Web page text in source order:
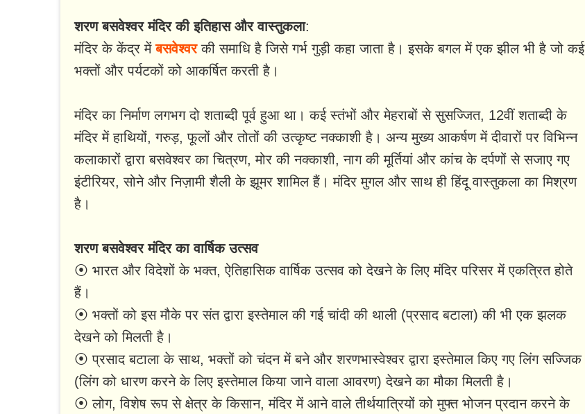
शरण बसवेश्वर मंदिर की इतिहास और वास्तुकला:
मंदिर के केंद्र मेंबसवेश्वरकी समाधि है जिसे गर्भ गुड़ी कहा जाता है। इसके बगल में एक झील भी है जो कई
भक्तों और पर्यटकों को आकर्षित करती है।
मंदिर का निर्माण लगभग दो शताब्दी पूर्व हुआ था। कई स्तंभों और मेहराबों से सुसज्जित, 12वीं शताब्दी के
मंदिर में हाथियों, गरुड़, फूलों और तोतों की उत्कृष्ट नक्काशी है। अन्य मुख्य आकर्षण में दीवारों पर विभिन्न
कलाकारों द्वारा बसवेश्वर का चित्रण, मोर की नक्काशी, नाग की मूर्तियां और कांच के दर्पणों से सजाए गए
इंटीरियर, सोने और निज़ामी शैली के झूमर शामिल हैं। मंदिर मुगल और साथ ही हिंदू वास्तुकला का मिश्रण
है।
शरण बसवेश्वर मंदिर का वार्षिक उत्सव
⦿ भारत और विदेशों के भक्त, ऐतिहासिक वार्षिक उत्सव को देखने के लिए मंदिर परिसर में एकत्रित होते
हैं।
⦿ भक्तों को इस मौके पर संत द्वारा इस्तेमाल की गई चांदी की थाली (प्रसाद बटाला) की भी एक झलक
देखने को मिलती है।
⦿ प्रसाद बटाला के साथ, भक्तों को चंदन में बने और शरणभास्वेश्वर द्वारा इस्तेमाल किए गए लिंग सज्जिक
(लिंग को धारण करने के लिए इस्तेमाल किया जाने वाला आवरण) देखने का मौका मिलती है।
⦿ लोग, विशेष रूप से क्षेत्र के किसान, मंदिर में आने वाले तीर्थयात्रियों को मुफ्त भोजन प्रदान करने के